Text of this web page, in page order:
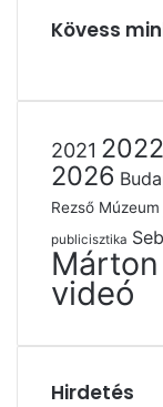
Kövess
2021 2022
2026
Rezső Múzeum
publicisztika
Márton
videó
Hirdetés